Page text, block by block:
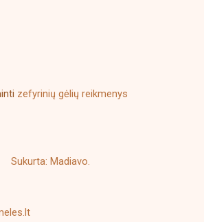
zefyrinių gėlių reikmenys
Sukurta: Madiavo.